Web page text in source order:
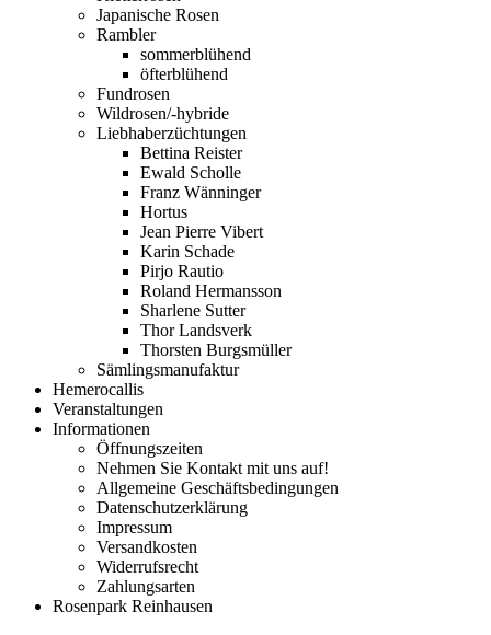
Japanische Rosen
Rambler
sommerblühend
öfterblühend
Fundrosen
Wildrosen/-hybride
Liebhaberzüchtungen
Bettina Reister
Ewald Scholle
Franz Wänninger
Hortus
Jean Pierre Vibert
Karin Schade
Pirjo Rautio
Roland Hermansson
Sharlene Sutter
Thor Landsverk
Thorsten Burgsmüller
Sämlingsmanufaktur
Hemerocallis
Veranstaltungen
Informationen
Öffnungszeiten
Nehmen Sie Kontakt mit uns auf!
Allgemeine Geschäftsbedingungen
Datenschutzerklärung
Impressum
Versandkosten
Widerrufsrecht
Zahlungsarten
Rosenpark Reinhausen